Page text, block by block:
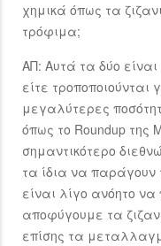
χημικά όπως τα
τρόφιμα;
ΑΠ: Αυτά τα δύο
είτε
μεγαλύτερες
όπως το Roundup της
σημαντικότερο
τα ίδια να παράγουν
είναι λίγο ανόητο
αποφύγουμε τα
επίσης τα